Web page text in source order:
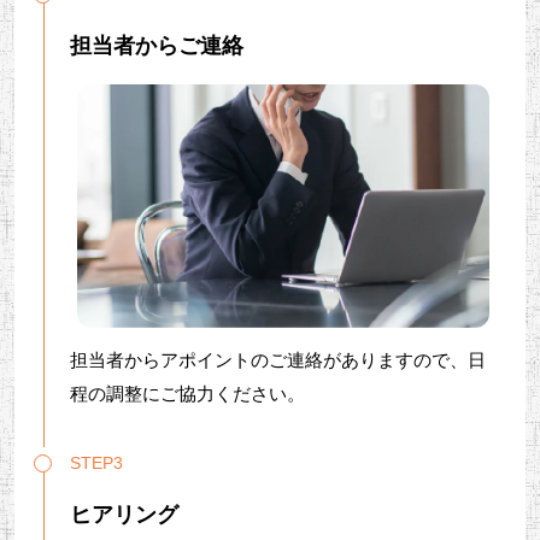
担当者からご連絡
担当者からアポイントのご連絡がありますので、日
程の調整にご協力ください。
STEP3
ヒアリング